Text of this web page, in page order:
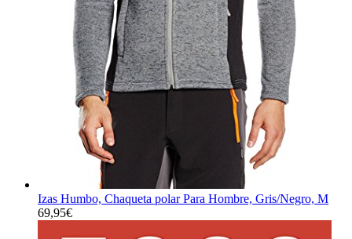
Izas Humbo, Chaqueta polar Para Hombre, Gris/Negro, M
69,95€